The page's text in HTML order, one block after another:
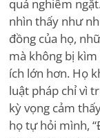
quá nghiêm
nhìn thấy như
đồng của họ,
mà không bị
ích lớn hơn. Họ
luật pháp chỉ vì
kỳ vọng cảm
họ tự hỏi mình,